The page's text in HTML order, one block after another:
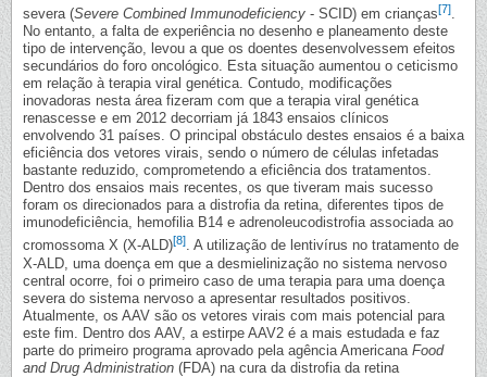
severa (Severe Combined Immunodeficiency - SCID) em crianças[7].
No entanto, a falta de experiência no desenho e planeamento deste
tipo de intervenção, levou a que os doentes desenvolvessem efeitos
secundários do foro oncológico. Esta situação aumentou o ceticismo
em relação à terapia viral genética. Contudo, modificações
inovadoras nesta área fizeram com que a terapia viral genética
renascesse e em 2012 decorriam já 1843 ensaios clínicos
envolvendo 31 países. O principal obstáculo destes ensaios é a baixa
eficiência dos vetores virais, sendo o número de células infetadas
bastante reduzido, comprometendo a eficiência dos tratamentos.
Dentro dos ensaios mais recentes, os que tiveram mais sucesso
foram os direcionados para a distrofia da retina, diferentes tipos de
imunodeficiência, hemofilia B14 e adrenoleucodistrofia associada ao
cromossoma X (X-ALD)[8]. A utilização de lentivírus no tratamento de
X-ALD, uma doença em que a desmielinização no sistema nervoso
central ocorre, foi o primeiro caso de uma terapia para uma doença
severa do sistema nervoso a apresentar resultados positivos.
Atualmente, os AAV são os vetores virais com mais potencial para
este fim. Dentro dos AAV, a estirpe AAV2 é a mais estudada e faz
parte do primeiro programa aprovado pela agência Americana Food
and Drug Administration (FDA) na cura da distrofia da retina